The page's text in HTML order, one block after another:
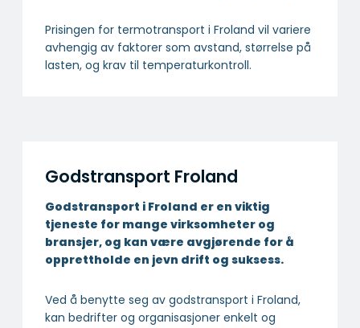
Prisingen for termotransport i Froland vil variere
avhengig av faktorer som avstand, størrelse på
lasten, og krav til temperaturkontroll.
Godstransport Froland
Godstransport i Froland er en viktig
tjeneste for mange virksomheter og
bransjer, og kan være avgjørende for å
opprettholde en jevn drift og suksess.
Ved å benytte seg av godstransport i Froland,
kan bedrifter og organisasjoner enkelt og